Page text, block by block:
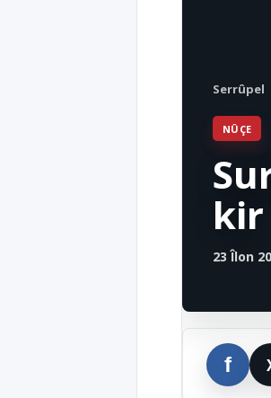
Serrûpel
NÛÇE
kir
23 Îlon